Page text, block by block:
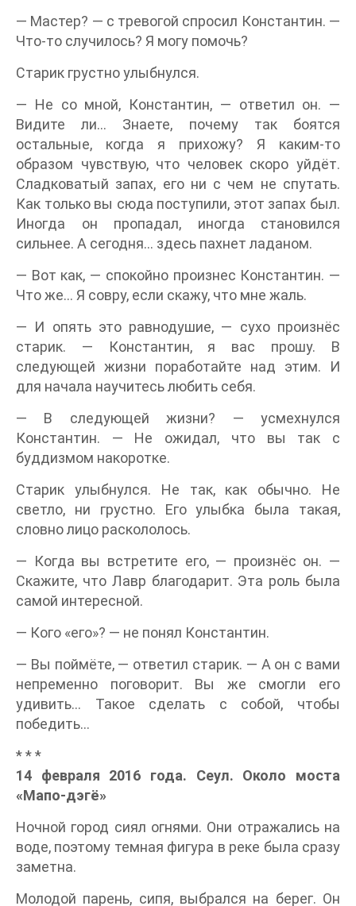
— Мастер? — с тревогой спросил Константин. —
Что-то случилось? Я могу помочь?
Старик грустно улыбнулся.
— Не со мной, Константин, — ответил он. —
Видите ли… Знаете, почему так боятся
остальные, когда я прихожу? Я каким-то
образом чувствую, что человек скоро уйдёт.
Сладковатый запах, его ни с чем не спутать.
Как только вы сюда поступили, этот запах был.
Иногда он пропадал, иногда становился
сильнее. А сегодня… здесь пахнет ладаном.
— Вот как, — спокойно произнес Константин. —
Что же… Я совру, если скажу, что мне жаль.
— И опять это равнодушие, — сухо произнёс
старик. — Константин, я вас прошу. В
следующей жизни поработайте над этим. И
для начала научитесь любить себя.
— В следующей жизни? — усмехнулся
Константин. — Не ожидал, что вы так с
буддизмом накоротке.
Старик улыбнулся. Не так, как обычно. Не
светло, ни грустно. Его улыбка была такая,
словно лицо раскололось.
— Когда вы встретите его, — произнёс он. —
Скажите, что Лавр благодарит. Эта роль была
самой интересной.
— Кого «его»? — не понял Константин.
— Вы поймёте, — ответил старик. — А он с вами
непременно поговорит. Вы же смогли его
удивить… Такое сделать с собой, чтобы
победить…
* * *
14 февраля 2016 года. Сеул. Около моста
«Мапо-дэгё»
Ночной город сиял огнями. Они отражались на
воде, поэтому темная фигура в реке была сразу
заметна.
Молодой парень, сипя, выбрался на берег. Он